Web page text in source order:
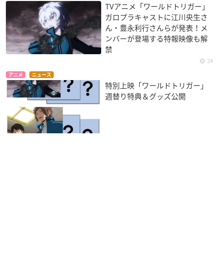
TVアニメ「ワールドトリガー」
ガロプラキャストに江川央生さ
ん・豊永利行さんらが発表！メ
ンバーが登場する特報映像も解
禁
24
アニメ ニュース
特別上映「ワールドトリガー」
週替り特典＆グッズ公開